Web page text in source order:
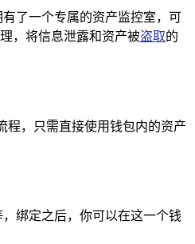
了一个专属的资产监控室，可
，将信息泄露和资产被盗取的
程，只需直接使用钱包内的资产
绑定之后，你可以在这一个钱